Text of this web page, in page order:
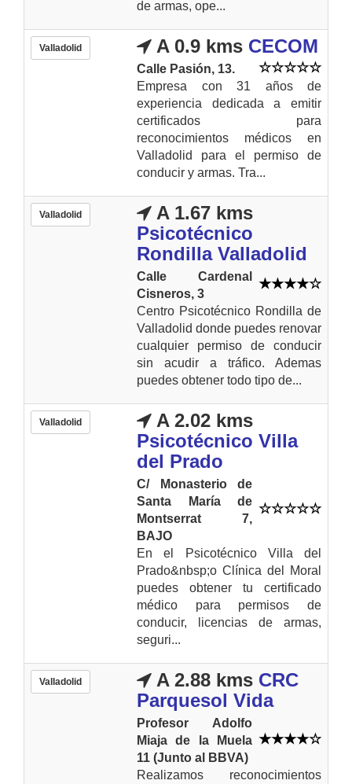
de armas, ope...
Valladolid A 0.9 kms CECOM
Calle Pasión, 13.
Empresa con 31 años de
experiencia dedicada a emitir
certificados para
reconocimientos médicos en
Valladolid para el permiso de
conducir y armas. Tra...
Valladolid
A 1.67 kms
Psicotécnico
Rondilla Valladolid
Calle Cardenal
Cisneros, 3
Centro Psicotécnico Rondilla de
Valladolid donde puedes renovar
cualquier permiso de conducir
sin acudir a tráfico. Ademas
puedes obtener todo tipo de...
Valladolid
A 2.02 kms
Psicotécnico Villa
del Prado
C/ Monasterio de
Santa María de
Montserrat 7,
BAJO
En el Psicotécnico Villa del
Prado&nbsp;o Clínica del Moral
puedes obtener tu certificado
médico para permisos de
conducir, licencias de armas,
seguri...
Valladolid A 2.88 kms CRC
Parquesol Vida
Profesor Adolfo
Miaja de la Muela
11 (Junto al BBVA)
Realizamos reconocimientos